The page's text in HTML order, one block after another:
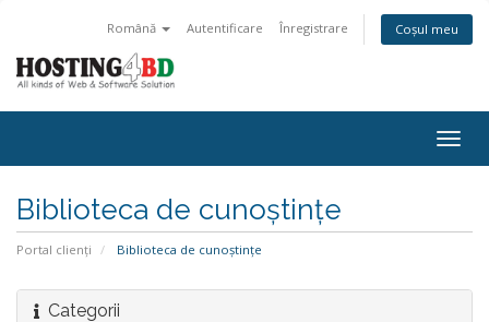
Română Autentificare Înregistrare Coșul meu
Biblioteca de cunoștințe
Portal clienți Biblioteca de cunoștințe
Categorii